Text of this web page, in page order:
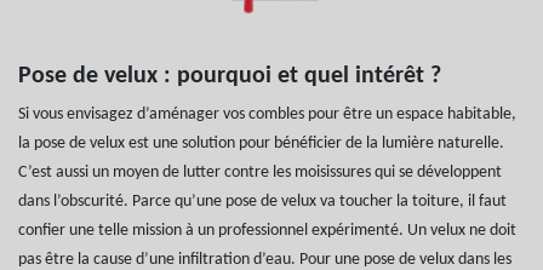
Pose de velux : pourquoi et quel intérêt ?
Si vous envisagez d’aménager vos combles pour être un espace habitable,
la pose de velux est une solution pour bénéficier de la lumière naturelle.
C’est aussi un moyen de lutter contre les moisissures qui se développent
dans l’obscurité. Parce qu’une pose de velux va toucher la toiture, il faut
confier une telle mission à un professionnel expérimenté. Un velux ne doit
pas être la cause d’une infiltration d’eau. Pour une pose de velux dans les